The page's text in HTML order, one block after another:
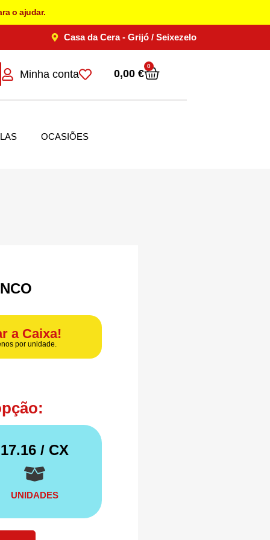
o ajudar.
Casa da Cera - Grijó / Seixezelo
Minha conta 0,00 €
0
OCASIÕES
a Caixa!
por unidade.
17.16 / CX
UNIDADES